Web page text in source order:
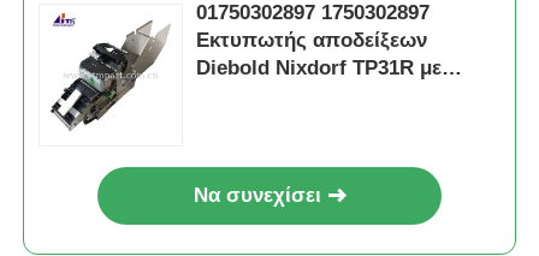
01750302897 1750302897
Εκτυπωτής αποδείξεων
Diebold Nixdorf TP31R με
Να συνεχίσει